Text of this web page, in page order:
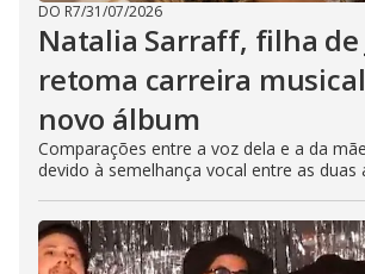
DO R7/31/07/2026
Natalia Sarraff, filha de
retoma carreira
novo álbum
Comparações entre a voz dela e a da
devido à semelhança vocal entre as duas